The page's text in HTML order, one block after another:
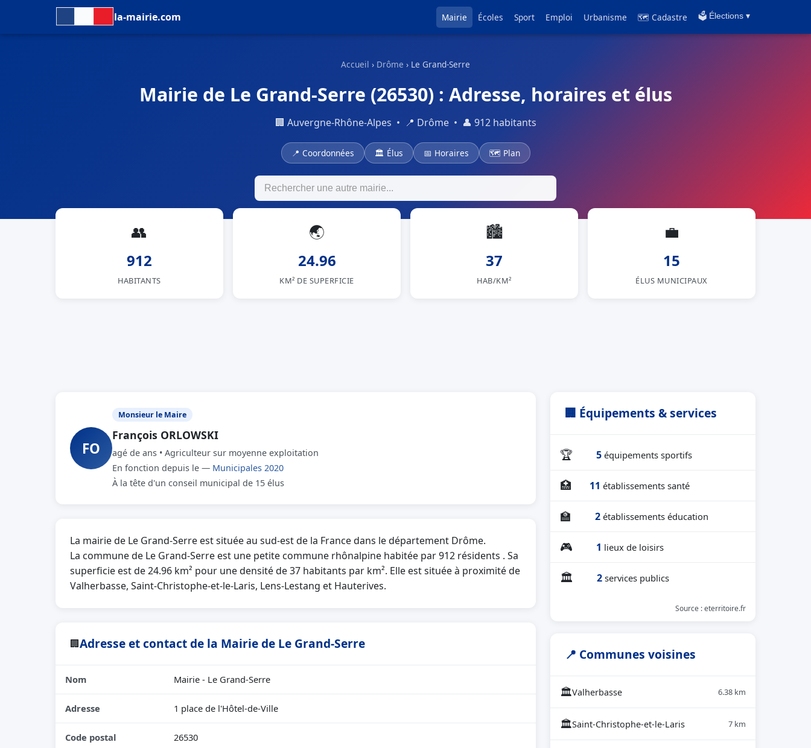
la-mairie.com Mairie Écoles Sport Emploi Urbanisme 🗺 Cadastre 🗳️ Élections ▾
Accueil › Drôme › Le Grand-Serre
Mairie de Le Grand-Serre (26530) : Adresse, horaires et élus
🏢 Auvergne-Rhône-Alpes • 📍 Drôme • 👤 912 habitants
📍 Coordonnées 🏛 Élus 📅 Horaires 🗺 Plan
👥
912
HABITANTS
🌏
24.96
KM² DE SUPERFICIE
🏙
37
HAB/KM²
💼
15
ÉLUS MUNICIPAUX
FO
Monsieur le Maire
François ORLOWSKI
agé de ans • Agriculteur sur moyenne exploitation
En fonction depuis le — Municipales 2020
À la tête d'un conseil municipal de 15 élus
La mairie de Le Grand-Serre est située au sud-est de la France dans le département Drôme.
La commune de Le Grand-Serre est une petite commune rhônalpine habitée par 912 résidents . Sa
superficie est de 24.96 km² pour une densité de 37 habitants par km². Elle est située à proximité de
Valherbasse, Saint-Christophe-et-le-Laris, Lens-Lestang et Hauterives.
🏢Adresse et contact de la Mairie de Le Grand-Serre
Nom Mairie - Le Grand-Serre
Adresse 1 place de l'Hôtel-de-Ville
Code postal 26530
🏢 Équipements & services
🏆 5 équipements sportifs
🏥 11 établissements santé
🏫 2 établissements éducation
🎮 1 lieux de loisirs
🏛 2 services publics
Source : eterritoire.fr
📍 Communes voisines
🏛Valherbasse 6.38 km
🏛Saint-Christophe-et-le-Laris 7 km